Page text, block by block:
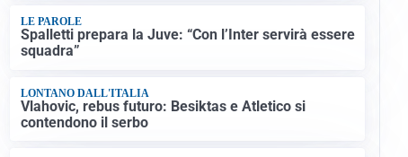
LE PAROLE
Spalletti prepara la Juve: “Con l’Inter servirà essere
squadra”
LONTANO DALL'ITALIA
Vlahovic, rebus futuro: Besiktas e Atletico si
contendono il serbo